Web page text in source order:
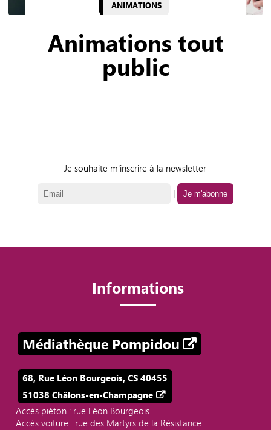
ANIMATIONS
Animations tout
public
Je souhaite m'inscrire à la newsletter
|
Informations
Médiathèque Pompidou
68, Rue Léon Bourgeois, CS 40455
51038 Châlons-en-Champagne
Accès piéton : rue Léon Bourgeois
Accès voiture : rue des Martyrs de la Résistance